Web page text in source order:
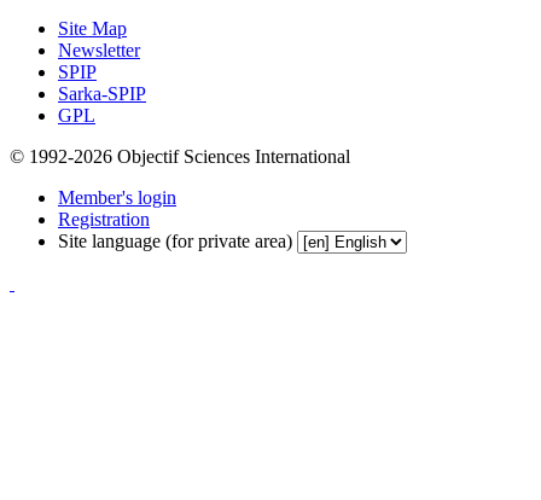
Site Map
Newsletter
SPIP
Sarka-SPIP
GPL
© 1992-2026 Objectif Sciences International
Member's login
Registration
Site language (for private area)